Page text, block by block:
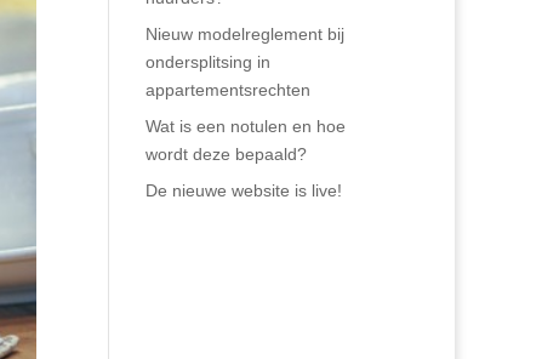
Nieuw modelreglement bij
ondersplitsing in
appartementsrechten
Wat is een notulen en hoe
wordt deze bepaald?
De nieuwe website is live!